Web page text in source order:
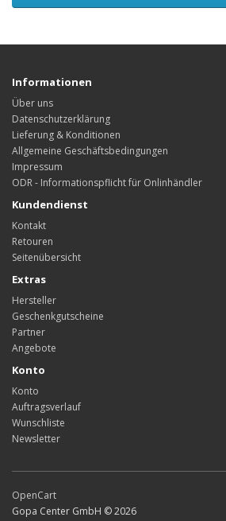
Informationen
Über uns
Datenschutzerklärung
Lieferung & Konditionen
Allgemeine Geschäftsbedingungen
Impressum
ODR - Informationspflicht für Onlinhändler
Kundendienst
Kontakt
Retouren
Seitenübersicht
Extras
Hersteller
Geschenkgutscheine
Partner
Angebote
Konto
Konto
Auftragsverlauf
Wunschliste
Newsletter
OpenCart
Gopa Center GmbH © 2026